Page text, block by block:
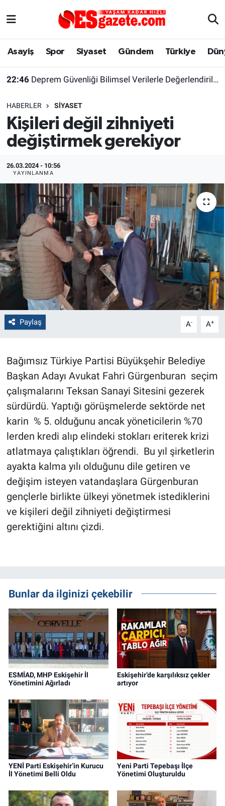
Asayiş Spor Siyaset Gündem Türkiye
22:46 Deprem Güvenliği Bilimsel Verilerle Değerlendirilmeli
HABERLER SIYASET
Kişileri değil zihniyeti
değiştirmek gerekiyor
26.03.2024 - 10:56
YAYINLANMA
Paylaş A- A+
Bağımsız Türkiye Partisi Büyükşehir Belediye
Başkan Adayı Avukat Fahri Gürgenburan seçim
çalışmalarını Teksan Sanayi Sitesini gezerek
sürdürdü. Yaptığı görüşmelerde sektörde net
karin % 5. olduğunu ancak yöneticilerin %70
lerden kredi alıp elindeki stokları eriterek krizi
atlatmaya çalıştıkları öğrendi. Bu yıl şirketlerin
ayakta kalma yılı olduğunu dile getiren ve
değişim isteyen vatandaşlara Gürgenburan
gençlerle birlikte ülkeyi yönetmek istediklerini
ve kişileri değil zihniyeti değiştirmesi
gerektiğini altını çizdi.
Bunlar da ilginizi çekebilir
ESMİAD, MHP Eskişehir İl
Yönetimini Ağırladı
Eskişehir’de karşılıksız çekler
artıyor
YENİ Parti Eskişehir’in Kurucu
İl Yönetimi Belli Oldu
Yeni Parti Tepebaşı İlçe
Yönetimi Oluşturuldu
Asayiş
Gündem
Türkiye
Dünya
Sağlık
Alış-Veriş/İş dünyası
Yaşam
Eskişehirspor Arşivi
Eskişehir Arşivi
Röportaj
Ekonomi
Kültür Sanat
Politika
Bilecik
Kütahya
Gezi
Çevre
Yerel
Magazin
Bilim ve Teknoloji
Eskişehir Nöbetçi Eczaneler
Süper Lig Puan Durumu ve Fikstür
Tüm Manşetler
Son Dakika Haberleri
Haber Arşivi